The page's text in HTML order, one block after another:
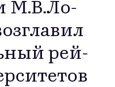
М.В.Ло­
рей­